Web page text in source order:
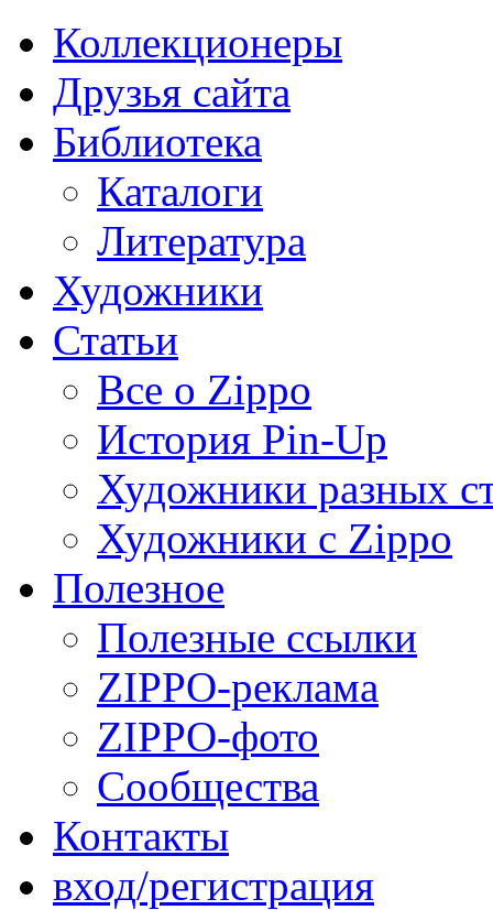
Коллекционеры
Друзья сайта
Библиотека
Каталоги
Литература
Художники
Статьи
Все о Zippo
История Pin-Up
Художники разных
Художники с Zippo
Полезное
Полезные ссылки
ZIPPO-реклама
ZIPPO-фото
Сообщества
Контакты
вход/регистрация